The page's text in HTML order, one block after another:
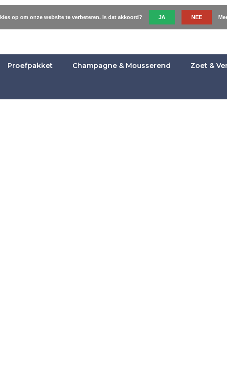
Proefpakket Champagne & Mousserend Zoet &
op om onze website te verbeteren. Is dat akkoord? JA NEE